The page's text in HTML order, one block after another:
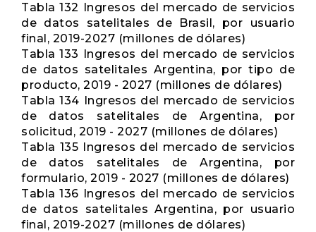
Tabla 132 Ingresos del mercado de servicios
de datos satelitales de Brasil, por usuario
final, 2019-2027 (millones de dólares)
Tabla 133 Ingresos del mercado de servicios
de datos satelitales Argentina, por tipo de
producto, 2019 - 2027 (millones de dólares)
Tabla 134 Ingresos del mercado de servicios
de datos satelitales de Argentina, por
solicitud, 2019 - 2027 (millones de dólares)
Tabla 135 Ingresos del mercado de servicios
de datos satelitales de Argentina, por
formulario, 2019 - 2027 (millones de dólares)
Tabla 136 Ingresos del mercado de servicios
de datos satelitales Argentina, por usuario
final, 2019-2027 (millones de dólares)